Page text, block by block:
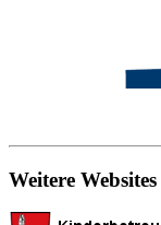
Weitere Websites